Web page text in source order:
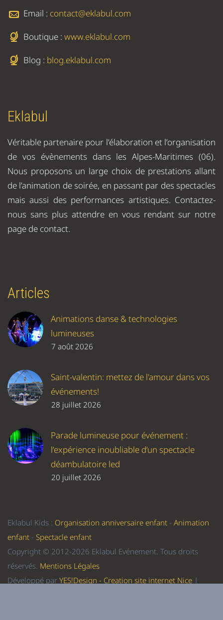
Email : contact@eklabul.com
Boutique : www.eklabul.com
Blog : blog.eklabul.com
Eklabul
Véritable partenaire pour l’élaboration et l’organisation
de vos évènements dans les Alpes-Maritimes (06).
Nous proposons un large choix de prestations allant
de l’animation de soirée, en passant par des spectacles
mais aussi des performances artistiques. Contactez-
nous sans plus attendre en vous rendant sur notre
page de contact.
Articles
Animations danse & technologies
lumineuses
7 août 2026
Saint-valentin: mettez de l'amour dans vos
événements!
28 juillet 2026
Parade lumineuse pour événement :
l’expérience inoubliable d’un spectacle
déambulatoire led
20 juillet 2026
Eklabul Kids : Organisation anniversaire enfant - Animation
enfant - Spectacle enfant
Copyright © 2012-2026 Eklabul Evénement. Tous droits
réservés. Mentions Légales
Développé par YES!Design - Creation site internet Nice |